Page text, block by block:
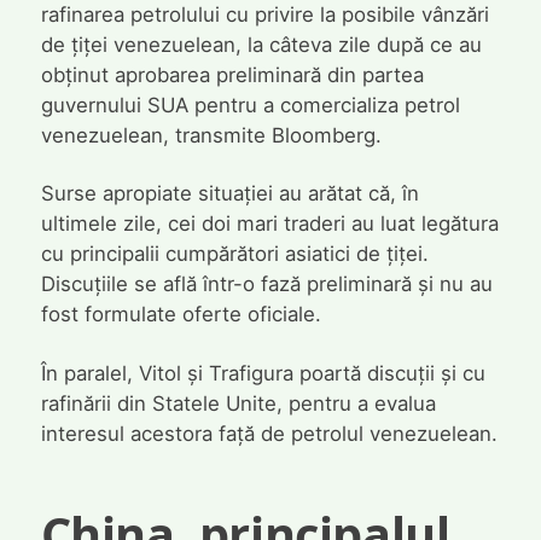
rafinarea petrolului cu privire la posibile vânzări
de țiței venezuelean, la câteva zile după ce au
obținut aprobarea preliminară din partea
guvernului SUA pentru a comercializa petrol
venezuelean, transmite Bloomberg.
Surse apropiate situației au arătat că, în
ultimele zile, cei doi mari traderi au luat legătura
cu principalii cumpărători asiatici de țiței.
Discuțiile se află într-o fază preliminară și nu au
fost formulate oferte oficiale.
În paralel, Vitol și Trafigura poartă discuții și cu
rafinării din Statele Unite, pentru a evalua
interesul acestora față de petrolul venezuelean.